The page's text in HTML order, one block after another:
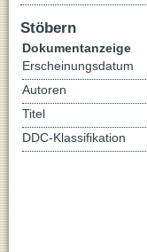
Stöbern
Dokumentanzeige
Erscheinungsdatum
Autoren
Titel
DDC-Klassifikation